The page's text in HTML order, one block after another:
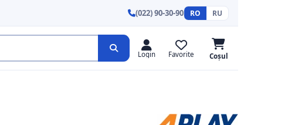
(022) 90-30-90 RO RU
Login Favorite Coșul